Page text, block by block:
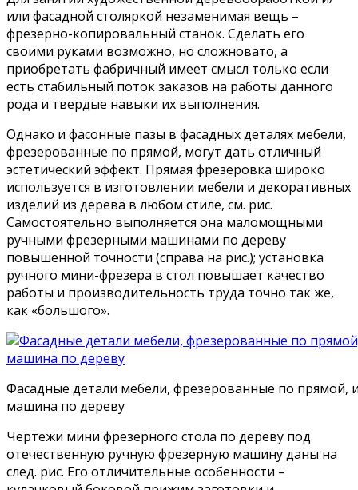
или фасадной столяркой незаменимая вещь –
фрезерно-копировальный станок. Сделать его
своими руками возможно, но сложновато, а
приобретать фабричный имеет смысл только если
есть стабильный поток заказов на работы данного
рода и твердые навыки их выполнения.
Однако и фасонные пазы в фасадных деталях мебели,
фрезерованные по прямой, могут дать отличный
эстетический эффект. Прямая фрезеровка широко
используется в изготовлении мебели и декоративных
изделий из дерева в любом стиле, см. рис.
Самостоятельно выполняется она маломощными
ручными фрезерными машинами по дереву
повышенной точности (справа на рис.); установка
ручного мини-фрезера в стол повышает качество
работы и производительность труда точно так же,
как «большого».
Фасадные детали мебели, фрезерованные по прямой,
машина по дереву
Чертежи мини фрезерного стола по дереву под
отечественную ручную фрезерную машину даны на
след. рис. Его отличительные особенности –